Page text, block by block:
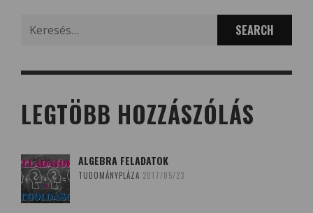
for:
LEGTÖBB HOZZÁSZÓLÁS
ALGEBRA FELADATOK
TUDOMÁNYPLÁZA 2017/05/23